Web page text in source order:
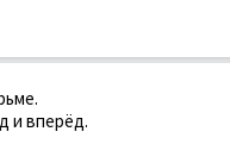
и вперёд.